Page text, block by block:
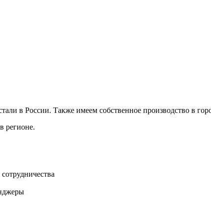
в России. Также имеем собственное производство в
регионе.